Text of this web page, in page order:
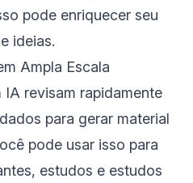
pode enriquecer seu
ideias.
Ampla Escala
IA revisam rapidamente
para gerar material
pode usar isso para
estudos e estudos